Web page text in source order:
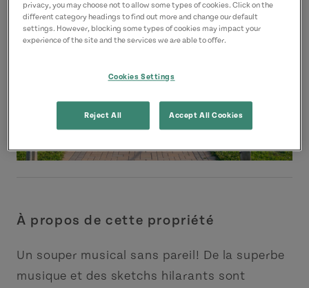
À propos de cette propriété
Un souper musical sans pareil! De la superbe
musique et des sketchs hilarants sont
privacy, you may choose not to allow some types of cookies. Click on the
different category headings to find out more and change our default
settings. However, blocking some types of cookies may impact your
experience of the site and the services we are able to offer.
Cookies Settings
Reject All Accept All Cookies